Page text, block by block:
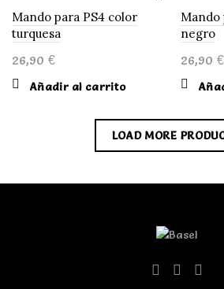
Mando para PS4 color
turquesa
26,90 €
Añadir al carrito
Mando
negro
26,90 €
LOAD MORE